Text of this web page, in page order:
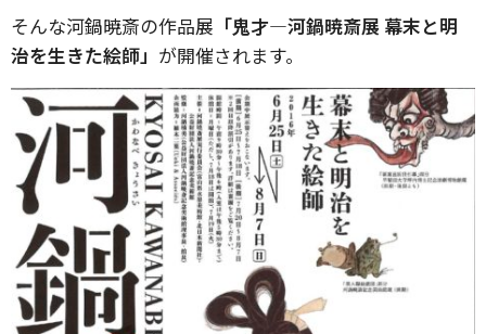
そんな河鍋暁斎の作品展 「鬼才―河鍋暁斎展 幕末と明
治を生きた絵師」 が開催されます。